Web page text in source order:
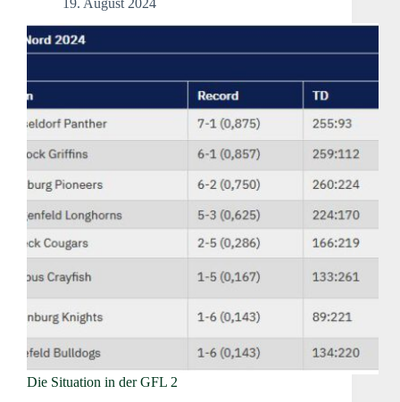
Position
19. August 2024
Die Situation in der GFL 2